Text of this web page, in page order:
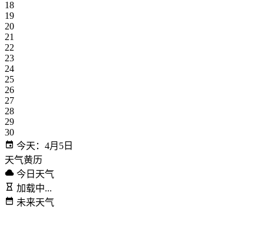
18
19
20
21
22
23
24
25
26
27
28
29
30
今天：4月5日
天气黄历
今日天气
加载中...
未来天气